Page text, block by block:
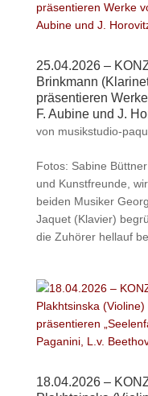
25.04.2026 –
Brinkmann
präsentieren
F. Aubine und J.
von musikstudio-
Fotos: Sabine
und Kunstfreunde,
beiden Musiker
Jaquet (Klavier)
die Zuhörer hellauf
18.04.2026 –